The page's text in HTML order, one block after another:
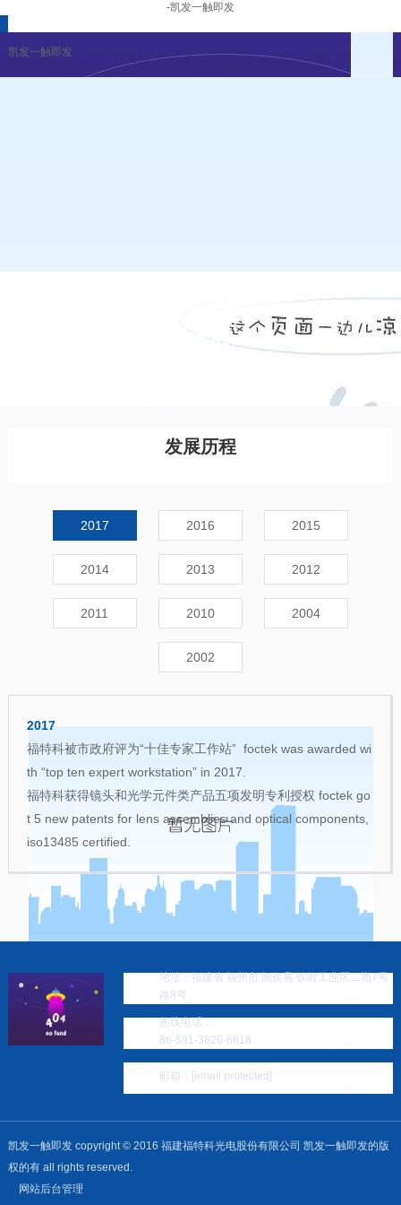
-凯发一触即发
凯发一触即发
凯发一触即发的文化
凯发一触即发
发展历程
2017 2016 2015
2014 2013 2012
2011 2010 2004
2002
2017
福特科被市政府评为“十佳专家工作站” foctek was awarded wi
th “top ten expert workstation” in 2017.
福特科获得镜头和光学元件类产品五项发明专利授权 foctek go
t 5 new patents for lens assemblies and optical components,
iso13485 certified.
地址：福建省 福州市 闽侯县 铁岭工业区二期7号
路8号
热线电话：
86-591-3826-6618
邮箱： [email protected]
凯发一触即发 copyright © 2016 福建福特科光电股份有限公司 凯发一触即发的版
权的有 all rights reserved.
网站后台管理